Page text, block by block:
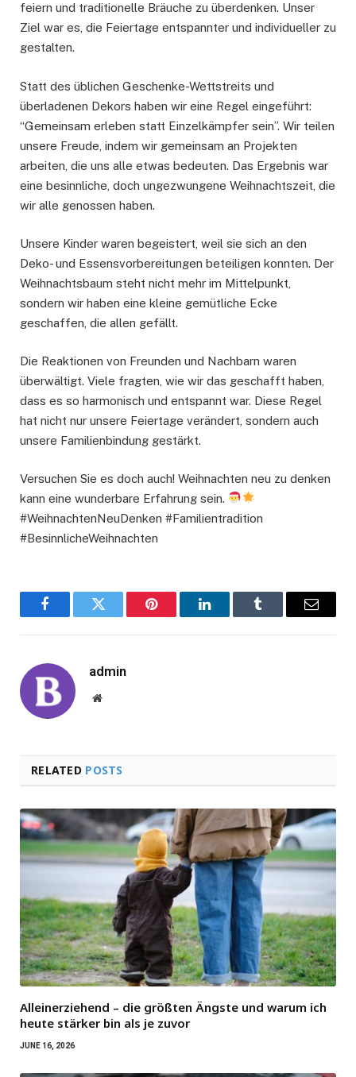
feiern und traditionelle Bräuche zu überdenken. Unser
Ziel war es, die Feiertage entspannter und individueller zu
gestalten.
Statt des üblichen Geschenke-Wettstreits und
überladenen Dekors haben wir eine Regel eingeführt:
“Gemeinsam erleben statt Einzelkämpfer sein”. Wir teilen
unsere Freude, indem wir gemeinsam an Projekten
arbeiten, die uns alle etwas bedeuten. Das Ergebnis war
eine besinnliche, doch ungezwungene Weihnachtszeit, die
wir alle genossen haben.
Unsere Kinder waren begeistert, weil sie sich an den
Deko- und Essensvorbereitungen beteiligen konnten. Der
Weihnachtsbaum steht nicht mehr im Mittelpunkt,
sondern wir haben eine kleine gemütliche Ecke
geschaffen, die allen gefällt.
Die Reaktionen von Freunden und Nachbarn waren
überwältigt. Viele fragten, wie wir das geschafft haben,
dass es so harmonisch und entspannt war. Diese Regel
hat nicht nur unsere Feiertage verändert, sondern auch
unsere Familienbindung gestärkt.
Versuchen Sie es doch auch! Weihnachten neu zu denken
kann eine wunderbare Erfahrung sein.
#WeihnachtenNeuDenken #Familientradition
#BesinnlicheWeihnachten
FacebookTwitter Pinterest LinkedInTumblr Email
admin
Website
RELATED POSTS
Alleinerziehend – die größten Ängste und warum ich
heute stärker bin als je zuvor
JUNE 16, 2026